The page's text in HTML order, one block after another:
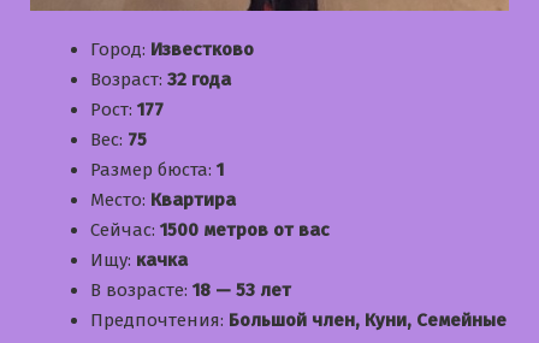
Город: Известково
Возраст: 32 года
Рост: 177
Вес: 75
Размер бюста: 1
Место: Квартира
Сейчас: 1500 метров от вас
Ищу: качка
В возрасте: 18 — 53 лет
Предпочтения: Большой член, Куни, Семейные